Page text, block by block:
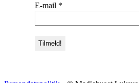
E-mail *